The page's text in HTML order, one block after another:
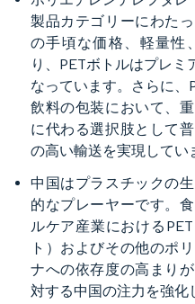
製品カテゴリーにわた
の手頃な価格、軽量性
り、PETボトルはプレミ
なっています。さらに
飲料の包装において、
に代わる選択肢として
の高い輸送を実現してい
中国はプラスチックの
的なプレーヤーです。
ルケア産業における
ト）およびその他のポ
ナへの依存度の高まり
対する中国の注力を強化